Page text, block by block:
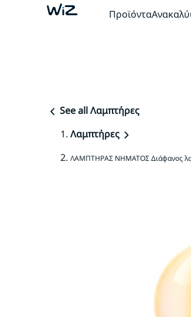
Προϊόντα
See all Λαμπτήρες
Λαμπτήρες
ΛΑΜΠΤΗΡΑΣ ΝΗΜΑΤΟΣ Διάφανος